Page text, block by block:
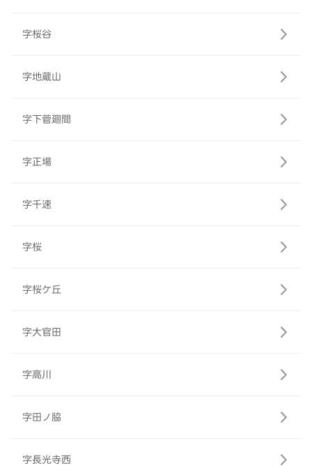
字桜谷
字地蔵山
字下菅廻間
字正場
字千速
字桜
字桜ケ丘
字大官田
字高川
字田ノ脇
字長光寺西